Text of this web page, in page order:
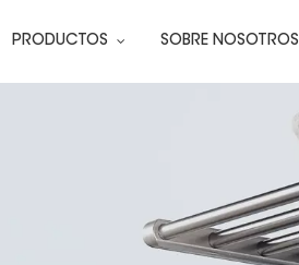
PRODUCTOS SOBRE NOSOTROS